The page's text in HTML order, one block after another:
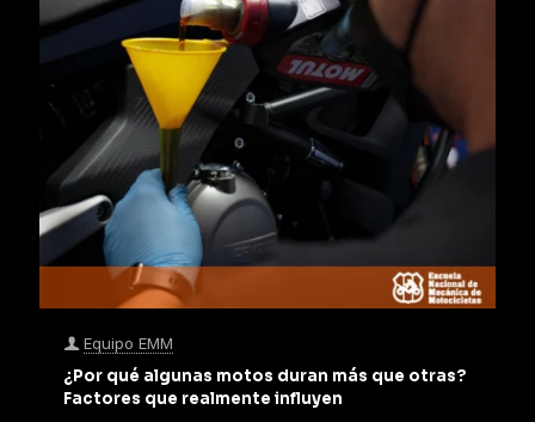
Equipo EMM
¿Por qué algunas motos duran más que otras?
Factores que realmente influyen